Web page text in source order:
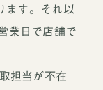
ます。それ以
業日で店舗で
担当が不在